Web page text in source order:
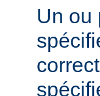
Un ou